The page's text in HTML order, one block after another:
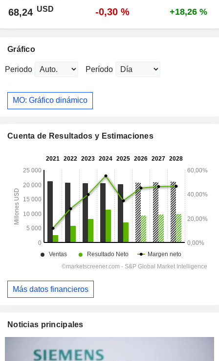
68,24 USD -0,30 % +18,26 %
Gráfico
Periodo Período
MO: Gráfico dinámico
Cuenta de Resultados y Estimaciones
Más datos financieros
Noticias principales